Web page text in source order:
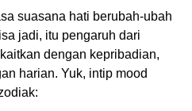
suasana hati berubah-ubah
jadi, itu pengaruh dari
dengan kepribadian,
harian. Yuk, intip mood